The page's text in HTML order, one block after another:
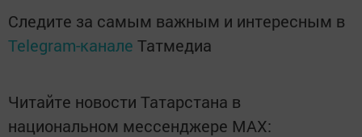
Следите за самым важным и интересным в
Telegram-канале Татмедиа
Читайте новости Татарстана в
национальном мессенджере MАХ: